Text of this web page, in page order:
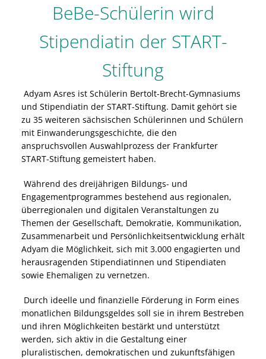
BeBe-Schülerin wird
Stipendiatin der START-
Stiftung
Adyam Asres ist Schülerin Bertolt-Brecht-Gymnasiums
und Stipendiatin der START-Stiftung. Damit gehört sie
zu 35 weiteren sächsischen Schülerinnen und Schülern
mit Einwanderungsgeschichte, die den
anspruchsvollen Auswahlprozess der Frankfurter
START-Stiftung gemeistert haben.
Während des dreijährigen Bildungs- und
Engagementprogrammes bestehend aus regionalen,
überregionalen und digitalen Veranstaltungen zu
Themen der Gesellschaft, Demokratie, Kommunikation,
Zusammenarbeit und Persönlichkeitsentwicklung erhält
Adyam die Möglichkeit, sich mit 3.000 engagierten und
herausragenden Stipendiatinnen und Stipendiaten
sowie Ehemaligen zu vernetzen.
Durch ideelle und finanzielle Förderung in Form eines
monatlichen Bildungsgeldes soll sie in ihrem Bestreben
und ihren Möglichkeiten bestärkt und unterstützt
werden, sich aktiv in die Gestaltung einer
pluralistischen, demokratischen und zukunftsfähigen